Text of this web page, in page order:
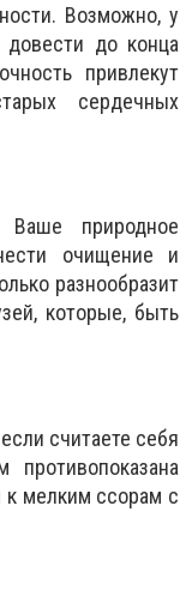
Возможно, у
до конца
привлекут
сердечных
Ваше природное
очищение и
разнообразит
которые, быть
считаете себя
к мелким ссорам с